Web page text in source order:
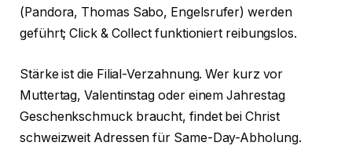
(Pandora, Thomas Sabo, Engelsrufer) werden
geführt; Click & Collect funktioniert reibungslos.
Stärke ist die Filial-Verzahnung. Wer kurz vor
Muttertag, Valentinstag oder einem Jahrestag
Geschenkschmuck braucht, findet bei Christ
schweizweit Adressen für Same-Day-Abholung.